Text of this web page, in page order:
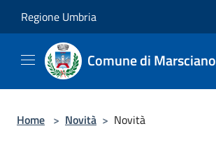
Regione Umbria
Comune di Marsciano
Home > Novità > Novità